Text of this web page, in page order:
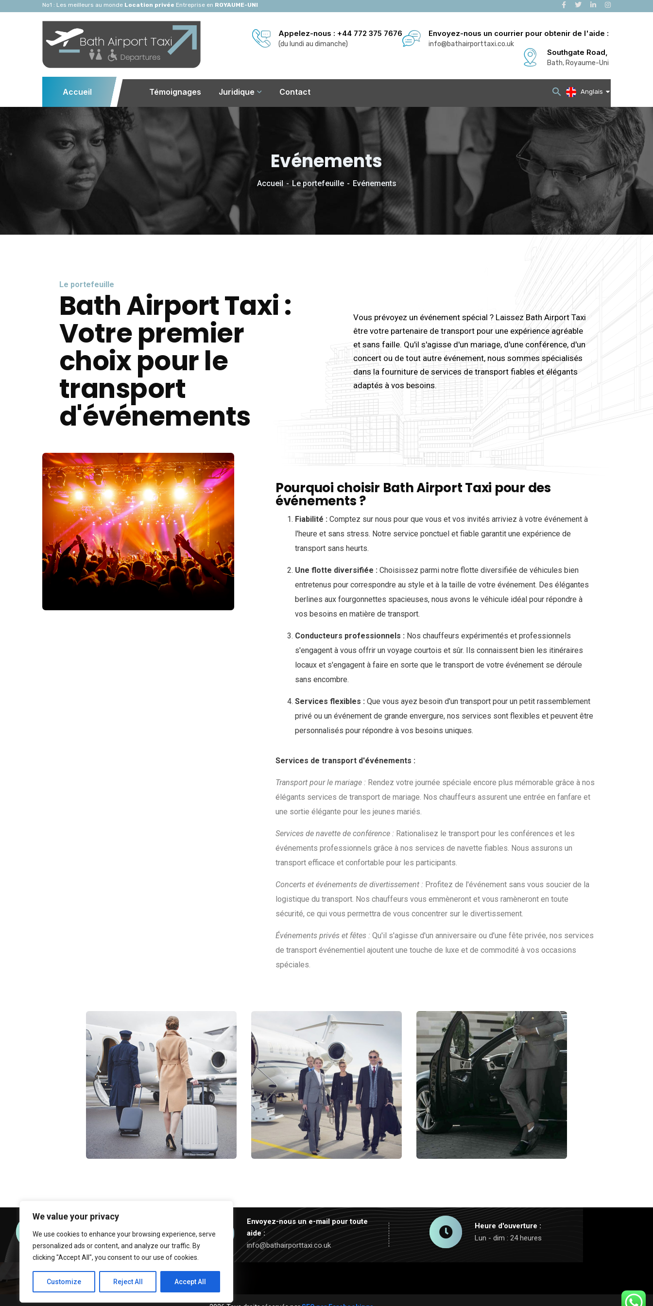
We value your privacy
We use cookies to enhance your browsing experience, serve
personalized ads or content, and analyze our traffic. By
clicking "Accept All", you consent to our use of cookies.
Customize Reject All Accept All
No1 : Les meilleurs au monde Location privée Entreprise en ROYAUME-UNI
Appelez-nous : +44 772 375 7676
(du lundi au dimanche)
Envoyez-nous un courrier pour obtenir de l'aide :
info@bathairporttaxi.co.uk
Southgate Road,
Bath, Royaume-Uni
Accueil Témoignages Juridique Contact Anglais
Evénements
Accueil Le portefeuille Evénements
Le portefeuille
Bath Airport Taxi :
Votre premier
choix pour le
transport
d'événements
Vous prévoyez un événement spécial ? Laissez Bath Airport Taxi
être votre partenaire de transport pour une expérience agréable
et sans faille. Qu'il s'agisse d'un mariage, d'une conférence, d'un
concert ou de tout autre événement, nous sommes spécialisés
dans la fourniture de services de transport fiables et élégants
adaptés à vos besoins.
Pourquoi choisir Bath Airport Taxi pour des
événements ?
Fiabilité : Comptez sur nous pour que vous et vos invités arriviez à votre événement à
l'heure et sans stress. Notre service ponctuel et fiable garantit une expérience de
transport sans heurts.
Une flotte diversifiée : Choisissez parmi notre flotte diversifiée de véhicules bien
entretenus pour correspondre au style et à la taille de votre événement. Des élégantes
berlines aux fourgonnettes spacieuses, nous avons le véhicule idéal pour répondre à
vos besoins en matière de transport.
Conducteurs professionnels : Nos chauffeurs expérimentés et professionnels
s'engagent à vous offrir un voyage courtois et sûr. Ils connaissent bien les itinéraires
locaux et s'engagent à faire en sorte que le transport de votre événement se déroule
sans encombre.
Services flexibles : Que vous ayez besoin d'un transport pour un petit rassemblement
privé ou un événement de grande envergure, nos services sont flexibles et peuvent être
personnalisés pour répondre à vos besoins uniques.
Services de transport d'événements :
Transport pour le mariage : Rendez votre journée spéciale encore plus mémorable grâce à nos
élégants services de transport de mariage. Nos chauffeurs assurent une entrée en fanfare et
une sortie élégante pour les jeunes mariés.
Services de navette de conférence : Rationalisez le transport pour les conférences et les
événements professionnels grâce à nos services de navette fiables. Nous assurons un
transport efficace et confortable pour les participants.
Concerts et événements de divertissement : Profitez de l'événement sans vous soucier de la
logistique du transport. Nos chauffeurs vous emmèneront et vous ramèneront en toute
sécurité, ce qui vous permettra de vous concentrer sur le divertissement.
Événements privés et fêtes : Qu'il s'agisse d'un anniversaire ou d'une fête privée, nos services
de transport événementiel ajoutent une touche de luxe et de commodité à vos occasions
spéciales.
Transferts depuis
l'aéroport
Services
Affaires et
entreprises
Services
Services de
chauffeurs
Services
(du samedi au jeudi)
Envoyez-nous un e-mail pour toute
aide :
info@bathairporttaxi.co.uk
Heure d'ouverture :
Lun - dim : 24 heures